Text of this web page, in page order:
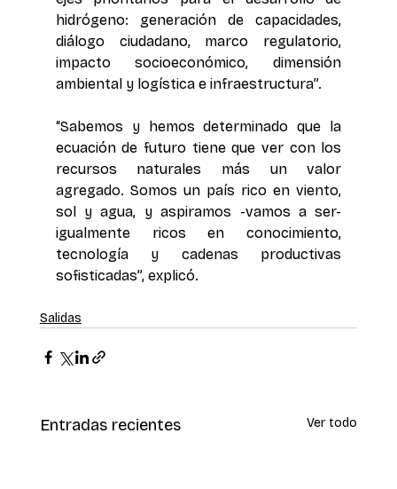
hidrógeno: generación de capacidades,
diálogo ciudadano, marco regulatorio,
impacto socioeconómico, dimensión
ambiental y logística e infraestructura”.
“Sabemos y hemos determinado que la
ecuación de futuro tiene que ver con los
recursos naturales más un valor
agregado. Somos un país rico en viento,
sol y agua, y aspiramos -vamos a ser-
igualmente ricos en conocimiento,
tecnología y cadenas productivas
sofisticadas”, explicó.
Salidas
Entradas recientes Ver todo